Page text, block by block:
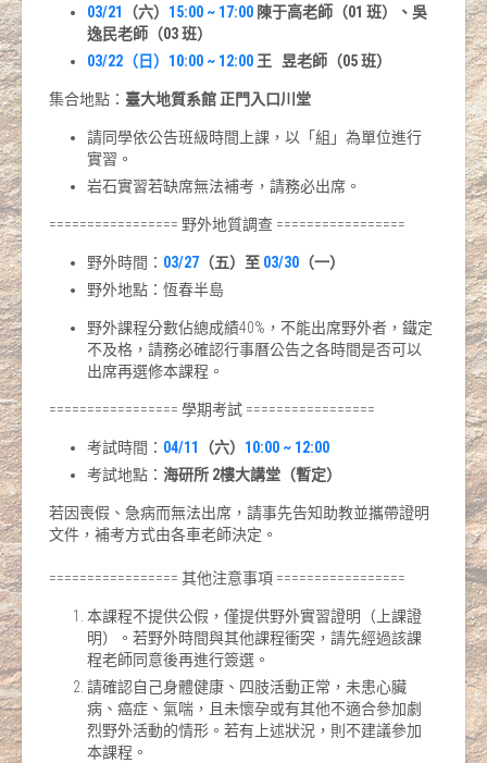
03/21 （六） 15:00 ~ 17:00 陳于高老師（01 班）、吳
逸民老師（03 班）
03/22（日）10:00 ~ 12:00 王 昱老師（05 班）
集合地點： 臺大地質系館 正門入口川堂
請同學依公告班級時間上課，以「組」為單位進行
實習。
岩石實習若缺席無法補考，請務必出席。
================= 野外地質調查 =================
野外時間： 03/27 （五）至 03/30 （一）
野外地點：恆春半島
野外課程分數佔總成績40%，不能出席野外者，鐵定
不及格，請務必確認行事曆公告之各時間是否可以
出席再選修本課程。
================= 學期考試 =================
考試時間： 04/11 （六） 10:00 ~ 12:00
考試地點： 海研所 2樓大講堂（暫定）
若因喪假、急病而無法出席，請事先告知助教並攜帶證明
文件，補考方式由各車老師決定。
================= 其他注意事項 =================
本課程不提供公假，僅提供野外實習證明（上課證
明）。若野外時間與其他課程衝突，請先經過該課
程老師同意後再進行簽選。
請確認自己身體健康、四肢活動正常，未患心臟
病、癌症、氣喘，且未懷孕或有其他不適合參加劇
烈野外活動的情形。若有上述狀況，則不建議參加
本課程。